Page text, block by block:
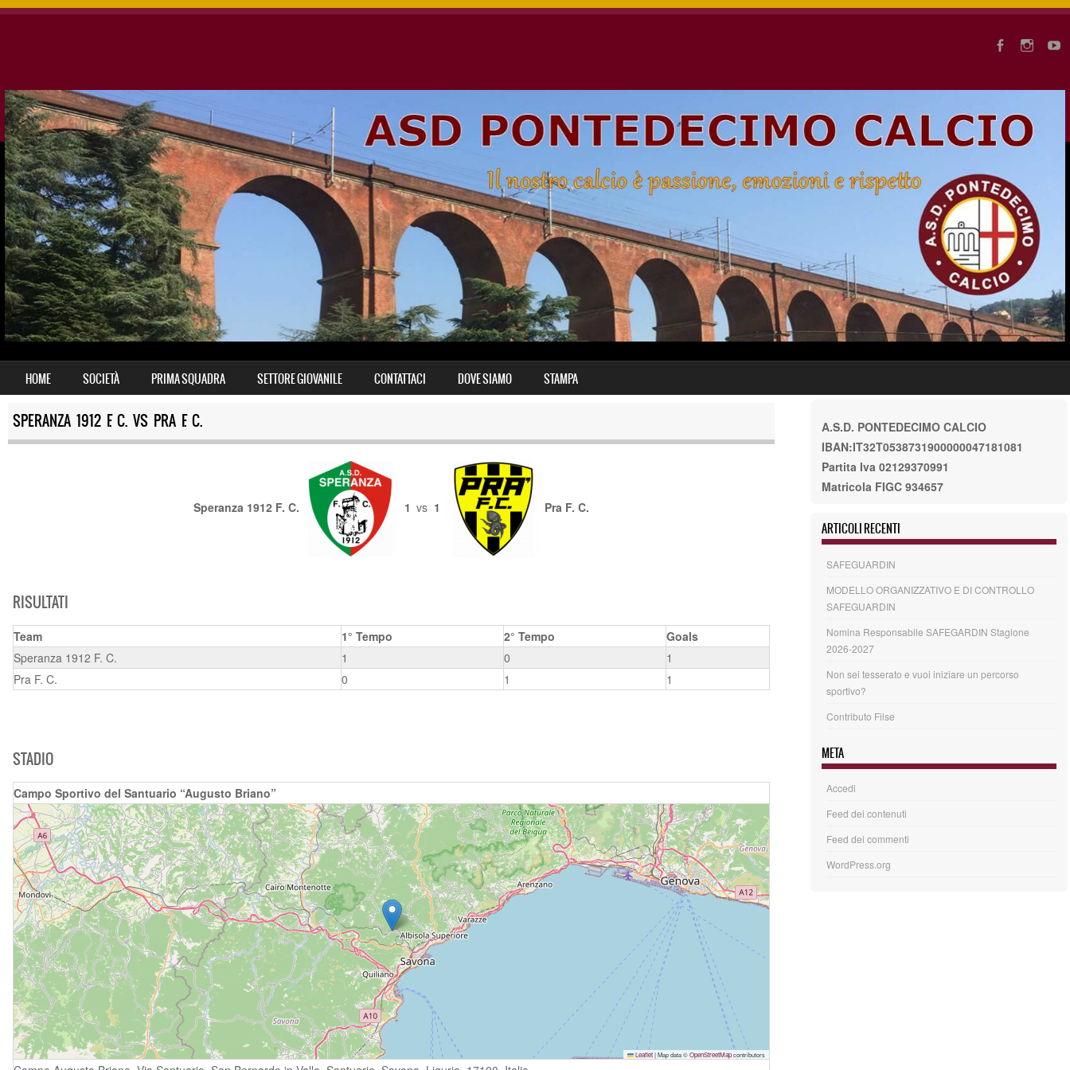
MENU
SKIP TO CONTENT
HOME SOCIETÀ PRIMA SQUADRA SETTORE GIOVANILE CONTATTACI DOVE SIAMO STAMPA
SPERANZA 1912 F. C. VS PRA F. C.
Speranza 1912 F. C. 1 vs 1 Pra F. C.
RISULTATI
Team 1° Tempo 2° Tempo
Goals
Speranza 1912 F. C.
1 0
1
Pra F. C.
0 1 1
STADIO
Campo Sportivo del Santuario “Augusto Briano”
Leaflet |Map data ©OpenStreetMapcontributors
A.S.D. PONTEDECIMO CALCIO
IBAN:IT32T0538731900000047181081
Partita Iva 02129370991
Matricola FIGC 934657
ARTICOLI RECENTI
SAFEGUARDIN
MODELLO ORGANIZZATIVO E DI CONTROLLO
SAFEGUARDIN
Nomina Responsabile SAFEGARDIN Stagione
2026-2027
Non sei tesserato e vuoi iniziare un percorso
sportivo?
Contributo Filse
META
Accedi
Feed dei contenuti
Feed dei commenti
WordPress.org